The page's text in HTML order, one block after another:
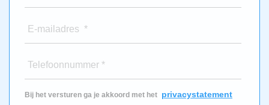
E-mailadres *
Telefoonnummer *
Bij het versturen ga je akkoord met het privacystatement